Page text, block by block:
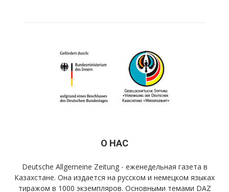
О НАС
Deutsche Allgemeine Zeitung - еженедельная газета в
Казахстане. Она издается на русском и немецком языках
тиражом в 1000 экземпляров. Основными темами DAZ